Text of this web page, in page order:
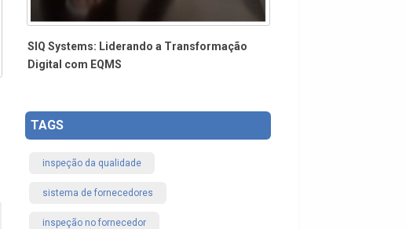
SIQ Systems: Liderando a Transformação
Digital com EQMS
TAGS
inspeção da qualidade
sistema de fornecedores
inspeção no fornecedor